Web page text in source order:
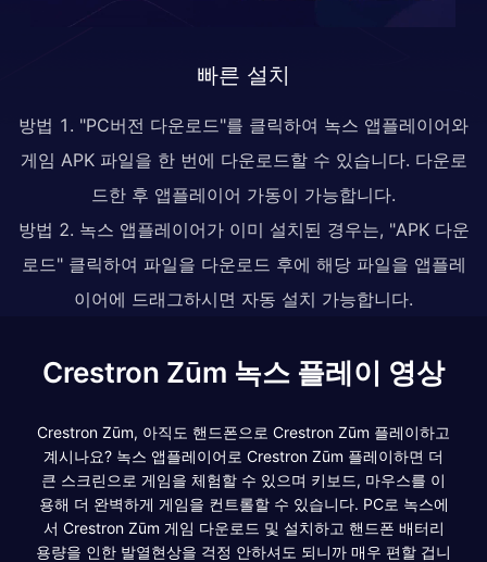
빠른 설치
방법 1. "PC버전 다운로드"를 클릭하여 녹스 앱플레이어와
게임 APK 파일을 한 번에 다운로드할 수 있습니다. 다운로
드한 후 앱플레이어 가동이 가능합니다.
방법 2. 녹스 앱플레이어가 이미 설치된 경우는, "APK 다운
로드" 클릭하여 파일을 다운로드 후에 해당 파일을 앱플레
이어에 드래그하시면 자동 설치 가능합니다.
Crestron Zūm 녹스 플레이 영상
Crestron Zūm, 아직도 핸드폰으로 Crestron Zūm 플레이하고
계시나요? 녹스 앱플레이어로 Crestron Zūm 플레이하면 더
큰 스크린으로 게임을 체험할 수 있으며 키보드, 마우스를 이
용해 더 완벽하게 게임을 컨트롤할 수 있습니다. PC로 녹스에
서 Crestron Zūm 게임 다운로드 및 설치하고 핸드폰 배터리
용량을 인한 발열현상을 걱정 안하셔도 되니까 매우 편할 겁니